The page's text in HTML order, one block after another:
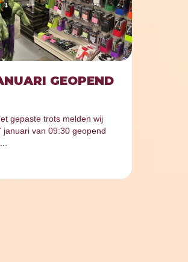
GEOPEND
gepaste trots melden wij
januari van 09:30 geopend